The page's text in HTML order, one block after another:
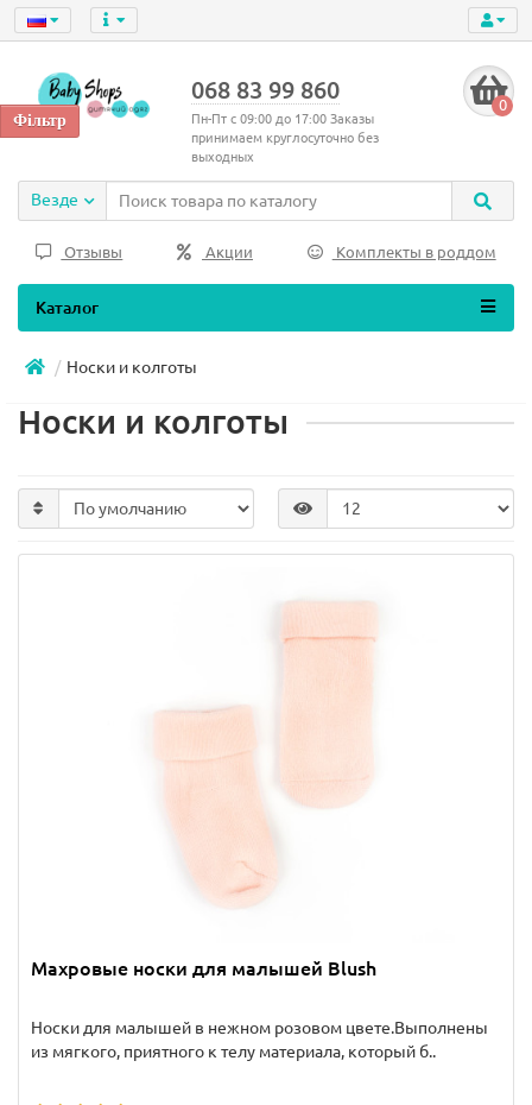
068 83 99 860
Пн-Пт с 09:00 до 17:00 Заказы
принимаем круглосуточно без
выходных
0
Везде
Отзывы Акции Комплекты в роддом
Каталог
Носки и колготы
Носки и колготы
Махровые носки для малышей Blush
Носки для малышей в нежном розовом цвете.Выполнены
из мягкого, приятного к телу материала, который б..